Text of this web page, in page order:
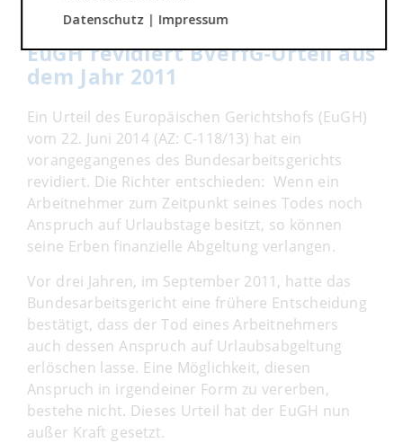
EuGH revidiert BVerfG-Urteil aus
dem Jahr 2011
Ein Urteil des Europäischen Gerichtshofs (EuGH)
vom 22. Juni 2014 (AZ: C-118/13) hat ein
vorangegangenes des Bundesarbeitsgerichts
revidiert. Die Richter entschieden: Wenn ein
Arbeitnehmer zum Zeitpunkt seines Todes noch
Anspruch auf Urlaubstage besitzt, so können
seine Erben finanzielle Abgeltung verlangen.
Vor drei Jahren, im September 2011, hatte das
Bundesarbeitsgericht eine frühere Entscheidung
bestätigt, dass der Tod eines Arbeitnehmers
auch dessen Anspruch auf Urlaubsabgeltung
erlöschen lasse. Eine Möglichkeit, diesen
Anspruch in irgendeiner Form zu vererben,
bestehe nicht. Dieses Urteil hat der EuGH nun
außer Kraft gesetzt.
Datenschutz| Impressum